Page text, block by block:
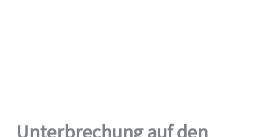
Unterbrechung auf den